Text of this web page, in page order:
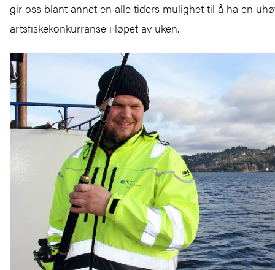
gir oss blant annet en alle tiders mulighet til å ha en
artsfiskekonkurranse i løpet av uken.